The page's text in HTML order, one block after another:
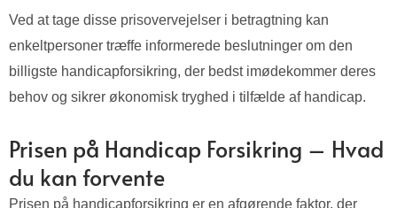
Ved at tage disse prisovervejelser i betragtning kan
enkeltpersoner træffe informerede beslutninger om den
billigste handicapforsikring, der bedst imødekommer deres
behov og sikrer økonomisk tryghed i tilfælde af handicap.
Prisen på Handicap Forsikring – Hvad
du kan forvente
Prisen på handicapforsikring er en afgørende faktor, der